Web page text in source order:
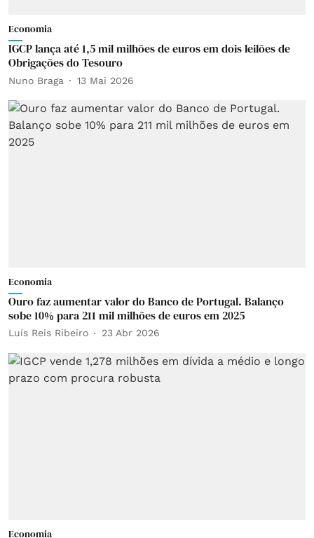
Economia
IGCP lança até 1,5 mil milhões de euros em dois leilões de
Obrigações do Tesouro
Nuno Braga 13 Mai 2026
Economia
Ouro faz aumentar valor do Banco de Portugal. Balanço
sobe 10% para 211 mil milhões de euros em 2025
Luís Reis Ribeiro 23 Abr 2026
Economia